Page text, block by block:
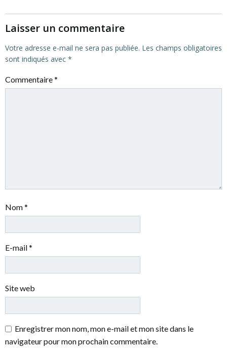
Laisser un commentaire
Votre adresse e-mail ne sera pas publiée. Les champs obligatoires
sont indiqués avec *
Commentaire*
Nom*
E-mail*
Site web
Enregistrer mon nom, mon e-mail et mon site dans le
navigateur pour mon prochain commentaire.